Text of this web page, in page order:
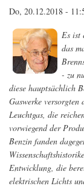
Do, 20.12.2018 -
Es ist
das
- zu
diese hauptsächlich
Gaswerke
Leuchtgas, die
vorwiegend der
Benzin fanden
Entwicklung, die
elektrischen Lichts